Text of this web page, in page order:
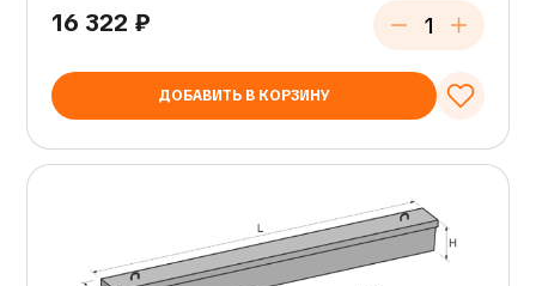
16 322 ₽
ДОБАВИТЬ В КОРЗИНУ